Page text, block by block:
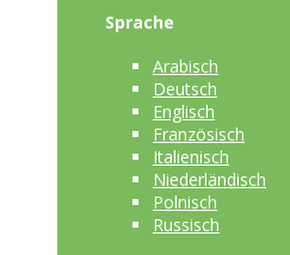
Sprache
Arabisch
Deutsch
Englisch
Französisch
Italienisch
Niederländisch
Polnisch
Russisch